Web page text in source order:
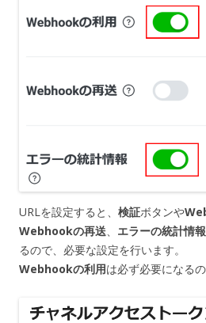
URLを設定すると、 検証ボタンや
Webhookの再送、 エラーの統計情報
るので、必要な設定を行います。
Webhookの利用は必ず必要になるの